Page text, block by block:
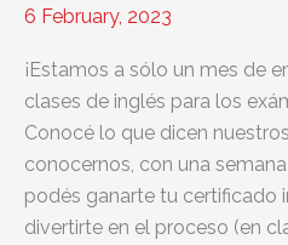
6 February, 2023
¡Estamos a sólo un mes de
clases de inglés para los
Conocé lo que dicen
conocernos, con una
podés ganarte tu certificado
divertirte en el proceso (en